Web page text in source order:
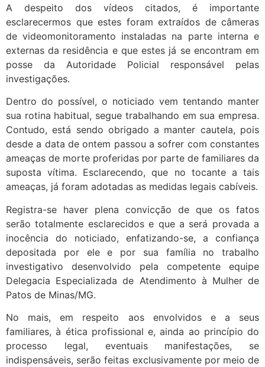
A despeito dos vídeos citados, é importante
esclarecermos que estes foram extraídos de câmeras
de videomonitoramento instaladas na parte interna e
externas da residência e que estes já se encontram em
posse da Autoridade Policial responsável pelas
investigações.
Dentro do possível, o noticiado vem tentando manter
sua rotina habitual, segue trabalhando em sua empresa.
Contudo, está sendo obrigado a manter cautela, pois
desde a data de ontem passou a sofrer com constantes
ameaças de morte proferidas por parte de familiares da
suposta vítima. Esclarecendo, que no tocante a tais
ameaças, já foram adotadas as medidas legais cabíveis.
Registra-se haver plena convicção de que os fatos
serão totalmente esclarecidos e que a será provada a
inocência do noticiado, enfatizando-se, a confiança
depositada por ele e por sua família no trabalho
investigativo desenvolvido pela competente equipe
Delegacia Especializada de Atendimento à Mulher de
Patos de Minas/MG.
No mais, em respeito aos envolvidos e a seus
familiares, à ética profissional e, ainda ao princípio do
processo legal, eventuais manifestações, se
indispensáveis, serão feitas exclusivamente por meio de